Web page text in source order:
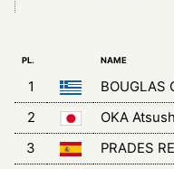
PL. NAME
1 BOUGLAS
2
OKA
3
PRADES